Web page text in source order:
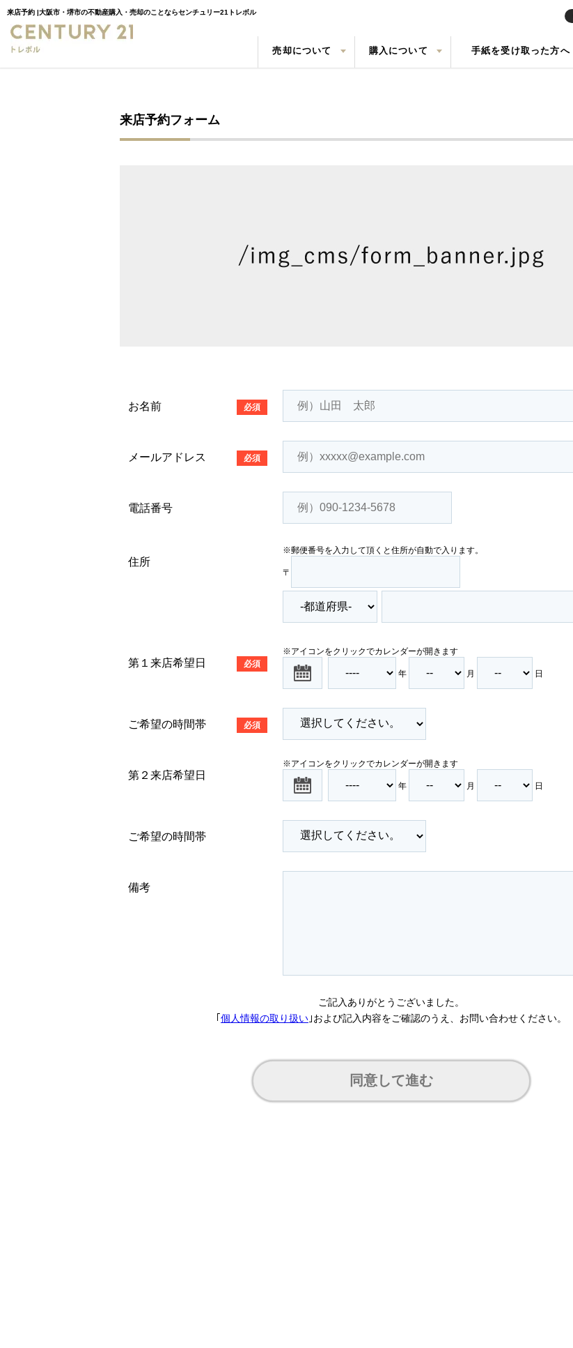
来店予約 |大阪市・堺市の不動産購入・売却のことならセンチュリー21トレボル
売却について
空き家
購入について
町名検索
手紙を受け取った方へ
来店予約フォーム
お名前 必須
メールアドレス 必須
電話番号
住所
※郵便番号を入力して頂くと住所が自動で入ります。
〒
第１来店希望日 必須
※アイコンをクリックでカレンダーが開きます
年 月 日
ご希望の時間帯 必須
第２来店希望日
※アイコンをクリックでカレンダーが開きます
年 月 日
ご希望の時間帯
備考
ご記入ありがとうございました。
｢個人情報の取り扱い ｣および記入内容をご確認のうえ、 お問い合わせください。
同意して進む